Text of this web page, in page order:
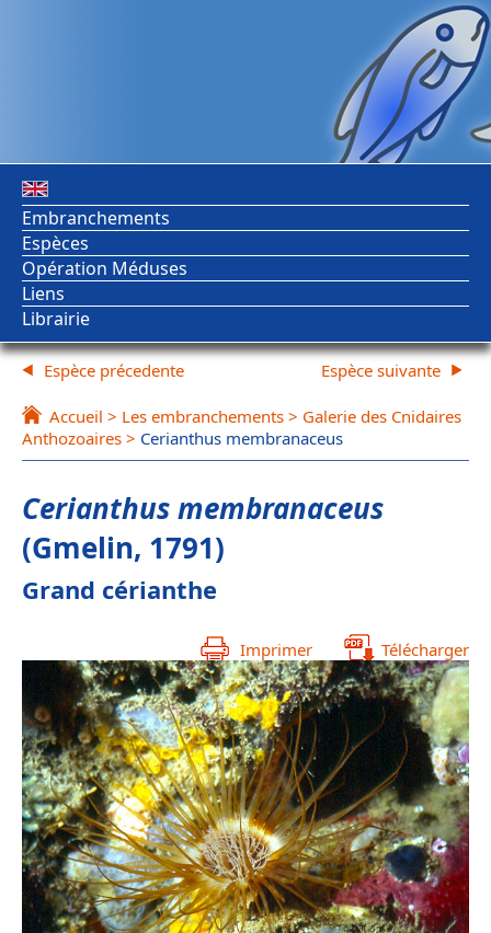
Embranchements
Espèces
Opération Méduses
Liens
Librairie
Espèce précedente
Accueil > Les embranchements > Galerie des Cnidaires
Anthozoaires > Cerianthus membranaceus
Espèce suivante
Cerianthus membranaceus
(Gmelin, 1791)
Grand cérianthe
Imprimer Télécharger